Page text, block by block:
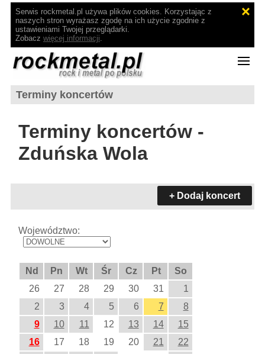
Serwis rockmetal.pl używa plików cookies. Korzystając z
naszych stron wyrażasz zgodę na ich użycie zgodnie z
ustawieniami Twojej przeglądarki.
Zobacz więcej informacji.
Terminy koncertów
Terminy koncertów -
Zduńska Wola
+ Dodaj koncert
Województwo:
Nd Pn Wt Śr Cz Pt
So
26
27 28 29 30 31
1
2
3 4 5 6 7
8
9
10 11 12 13 14
15
16
17 18 19 20 21
22